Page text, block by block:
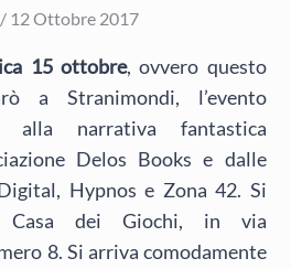
Posted
12 Ottobre 2017
15 ottobre, ovvero questo
a Stranimondi, l’evento
alla narrativa fantastica
Delos Books e dalle
Hypnos e Zona 42. Si
Casa dei Giochi, in via
8. Si arriva comodamente